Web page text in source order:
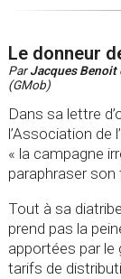
Le donneur
ParJacques Benoit
(GMob)
Dans sa lettre
l’Association de
« la campagne
paraphraser son
Tout à sa
prend pas la
apportées par le
tarifs de